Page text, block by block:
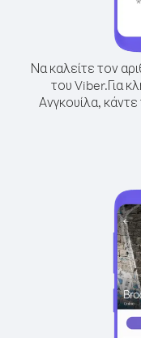
Να καλείτε τον
του Viber.Για
Ανγκουίλα, κάντε